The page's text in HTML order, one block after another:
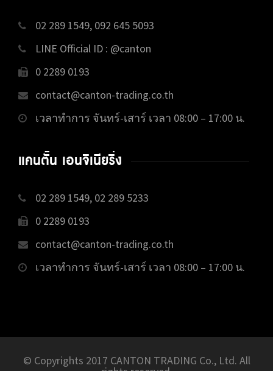
02 289 1549, 092 645 5093
LINE Official ID : @canton
0 2289 0193
contact@canton-trading.co.th
เวลาทำการ จันทร์-เสาร์ เวลา 08:00 – 17:00 น.
แคนตั้น เอนจิเนียริ่ง
02 289 1549, 02 289 5233
0 2289 0193
contact@canton-trading.co.th
เวลาทำการ จันทร์-เสาร์ เวลา 08:00 – 17:00 น.
© Copyrights 2017 CANTON TRADING Co., Ltd. All